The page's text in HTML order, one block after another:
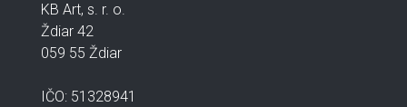
KB Art, s. r. o.
Ždiar 42
059 55 Ždiar
IČO: 51328941